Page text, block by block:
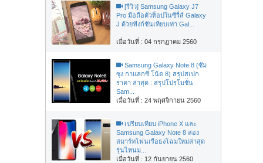
[รีวิว] Samsung Galaxy J7
Pro มือถือตัวท็อปในซีรี่ส์ Galaxy
J ด้วยฟังก์ชันเทียบเท่า Gal...
เมื่อวันที่ : 04 กรกฏาคม 2560
Samsung Galaxy Note 8 (ซัม
ซุง กาแลกซี่ โน้ต 8) สรุปสเปก
ราคา ล่าสุด : สรุปโปรโมชั่น
Sam...
เมื่อวันที่ : 24 พฤศจิกายน 2560
เปรียบเทียบ iPhone X และ
Samsung Galaxy Note 8 สอง
สมาร์ทโฟนเรือธงโฉมใหม่ล่าสุด
รุ่นไหนม...
เมื่อวันที่ : 12 กันยายน 2560